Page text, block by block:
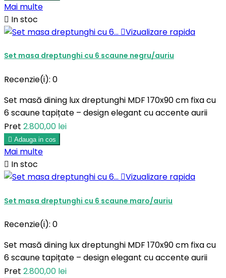
Mai multe
 In stoc
Vizualizare rapida
Set masa dreptunghi cu 6 scaune negru/auriu
Recenzie(i): 0
Set masă dining lux dreptunghi MDF 170x90 cm fixa cu
6 scaune tapițate – design elegant cu accente aurii
Pret 2.800,00 lei
 Adauga in cos
Mai multe
 In stoc
Vizualizare rapida
Set masa dreptunghi cu 6 scaune maro/auriu
Recenzie(i): 0
Set masă dining lux dreptunghi MDF 170x90 cm fixa cu
6 scaune tapițate – design elegant cu accente aurii
Pret 2.800,00 lei